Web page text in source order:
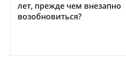
лет, прежде чем внезапно
возобновиться?